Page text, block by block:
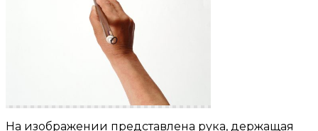
На изображении представлена рука, держащая